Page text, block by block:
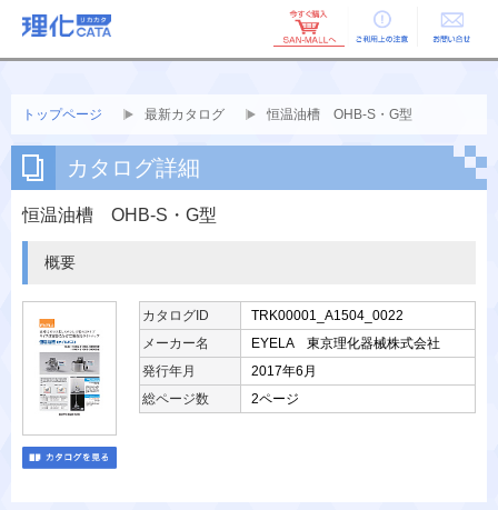
ご利用上の お問い合せ
トップページ 最新カタログ 恒温油槽 OHB-S・G型
カタログ詳細
恒温油槽 OHB-S・G型
概要
カタログID
TRK00001_A1504_0022
メーカー名
EYELA 東京理化器械株式会社
発行年月
2017年6月
総ページ数
2ページ